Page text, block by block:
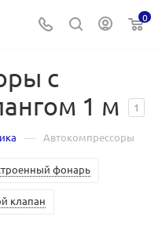
0
с
1 м
1
— Автокомпрессоры
фонарь
клапан